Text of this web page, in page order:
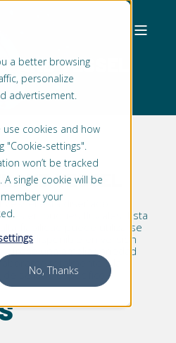
a better browsing
personalize
advertisement.
cookies and how
"Cookie-settings".
won’t be tracked
single cookie will be
your
No, Thanks
VESSEL
VESSEL
está diseñado
en buques fluviales. Esta
fiabilidad puede utilizarse
y está disponible en versión
ofrece una amplia variedad
totalmente a la
sellado específico.